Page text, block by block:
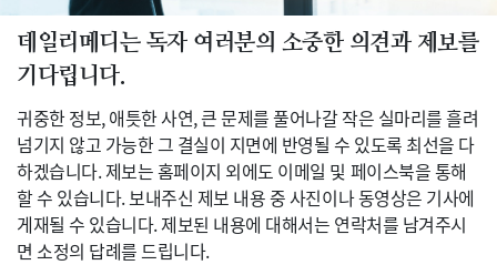
데일리메디는 독자 여러분의 소중한 의견과 제보를
기다립니다.
귀중한 정보, 애틋한 사연, 큰 문제를 풀어나갈 작은 실마리를 흘려
넘기지 않고 가능한 그 결실이 지면에 반영될 수 있도록 최선을 다
하겠습니다. 제보는 홈페이지 외에도 이메일 및 페이스북을 통해
할 수 있습니다. 보내주신 제보 내용 중 사진이나 동영상은 기사에
게재될 수 있습니다. 제보된 내용에 대해서는 연락처를 남겨주시
면 소정의 답례를 드립니다.